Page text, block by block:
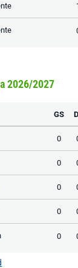
F50 Messi
Ground
2026/2027
GS
0
0
0
0
0